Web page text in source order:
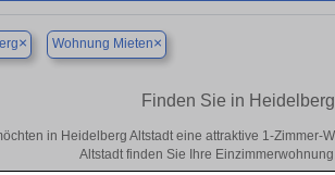
× Wohnung Mieten×
Finden Sie in
in Heidelberg Altstadt eine attraktive 1-
Altstadt finden Sie Ihre